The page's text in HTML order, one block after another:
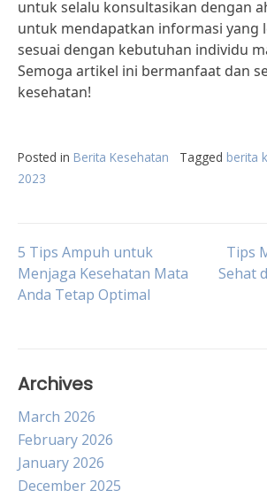
untuk selalu konsultasikan dengan
untuk mendapatkan informasi yang
sesuai dengan kebutuhan individu
Semoga artikel ini bermanfaat dan
kesehatan!
Posted in Berita Kesehatan Tagged berita
2023
Post
navigation
5 Tips Ampuh untuk
Menjaga Kesehatan Mata
Anda Tetap Optimal
Tips
Sehat
Archives
March 2026
February 2026
January 2026
December 2025